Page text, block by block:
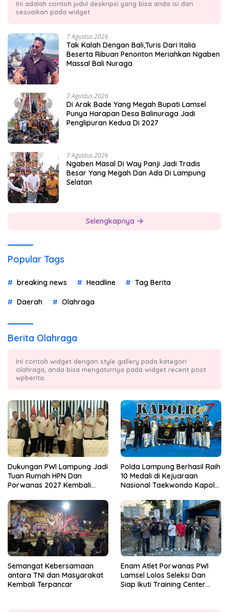
Ini adalah contoh judul deskripsi yang bisa anda isi dan
sesuaikan pada widget
7 Agustus 2026
Tak Kalah Dengan Bali,Turis Dari Italia
Beserta Ribuan Penonton Meriahkan Ngaben
Massal Bali Nuraga
7 Agustus 2026
Di Arak Bade Yang Megah Bupati Lamsel
Punya Harapan Desa Balinuraga Jadi
Penglipuran Kedua Di 2027
7 Agustus 2026
Ngaben Masal Di Way Panji Jadi Tradis
Besar Yang Megah Dan Ada Di Lampung
Selatan
Selengkapnya
Popular Tags
breaking news Headline Tag Berita
Daerah Olahraga
Berita Olahraga
Ini contoh widget dengan style gallery pada kategori
olahraga, anda bisa mengaturnya pada widget recent post
wpberita.
Dukungan PWI Lampung Jadi
Tuan Rumah HPN Dan
Porwanas 2027 Kembali
Pol.Rudi Setiawan
Polda Lampung Berhasil Raih
10 Medali di Kejuaraan
Nasional Taekwondo Kapolri
Semangat Kebersamaan
antara TNI dan Masyarakat
Kembali Terpancar
Enam Atlet Porwanas PWI
Lamsel Lolos Seleksi Dan
Siap Ikuti Training Center